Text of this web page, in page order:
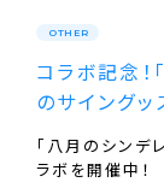
OTHER
コラボ記念
のサイングッ
｢八月のシンデ
ラボを開催中！